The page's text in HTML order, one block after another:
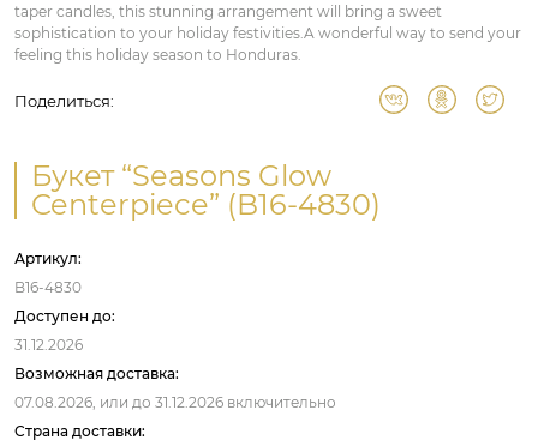
taper candles, this stunning arrangement will bring a sweet
sophistication to your holiday festivities.A wonderful way to send your
feeling this holiday season to Honduras.
Поделиться:
Букет “Seasons Glow
Centerpiece” (B16-4830)
Артикул:
B16-4830
Доступен до:
31.12.2026
Возможная доставка:
07.08.2026, или до 31.12.2026 включительно
Страна доставки: